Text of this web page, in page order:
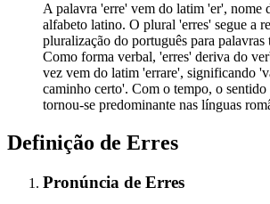
A palavra 'erre' vem do latim 'er', nome
alfabeto latino. O plural 'erres' segue a
pluralização do português para palavras
Como forma verbal, 'erres' deriva do
vez vem do latim 'errare', significando
caminho certo'. Com o tempo, o sentido
tornou-se predominante nas línguas
Definição de Erres
Pronúncia de Erres